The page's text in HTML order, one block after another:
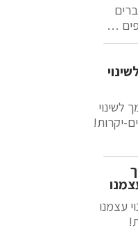
חברים
…
לשינוי
יקרות!
עצמנו